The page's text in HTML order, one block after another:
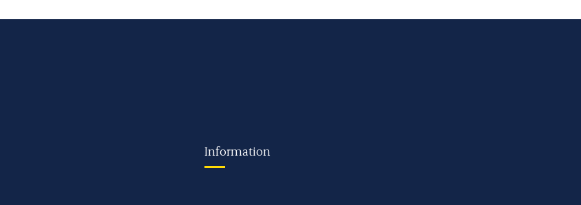
Information